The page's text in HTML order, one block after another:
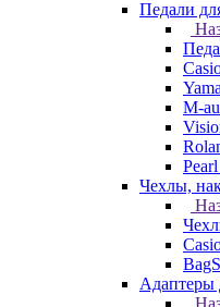
Педали
M-
Чехлы,